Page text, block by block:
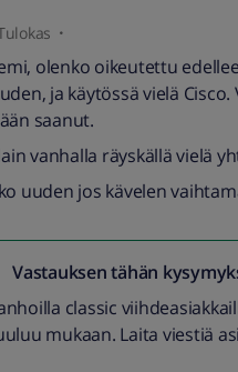
olenko oikeutettu
ja käytössä vielä
saanut.
vanhalla räyskällä vielä
uuden jos kävelen
Vastauksen tähän
classic
mukaan. Laita viestiä